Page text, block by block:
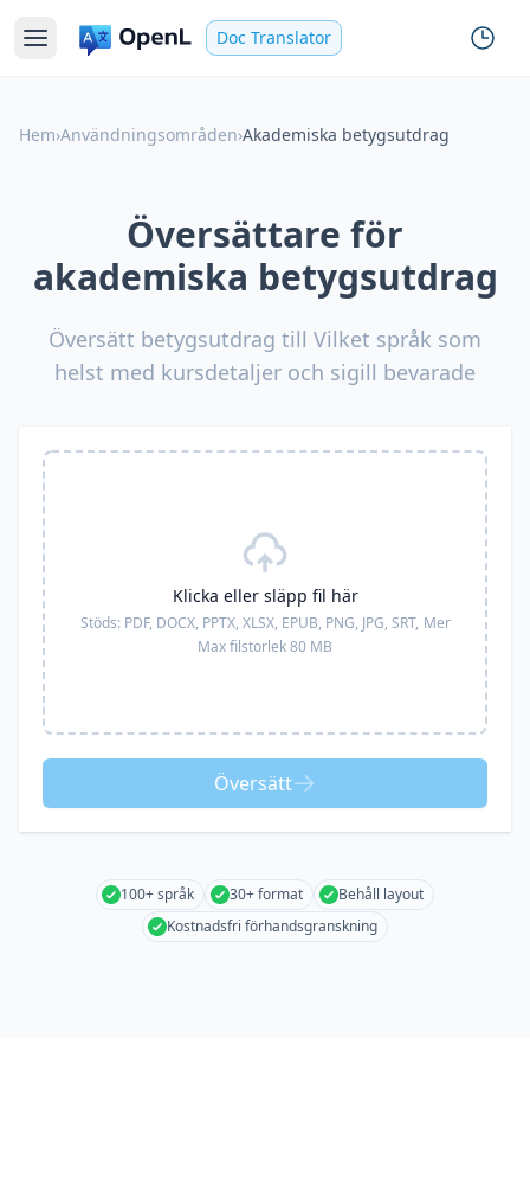
Doc Translator
Hem›Användningsområden›Akademiska betygsutdrag
Översättare för
akademiska betygsutdrag
Översätt betygsutdrag till Vilket språk som
helst med kursdetaljer och sigill bevarade
Klicka eller släpp fil här
Stöds: PDF, DOCX, PPTX, XLSX, EPUB, PNG, JPG, SRT, Mer
Max filstorlek 80 MB
Översätt
100+ språk 30+ format
Behåll layout
Kostnadsfri förhandsgranskning